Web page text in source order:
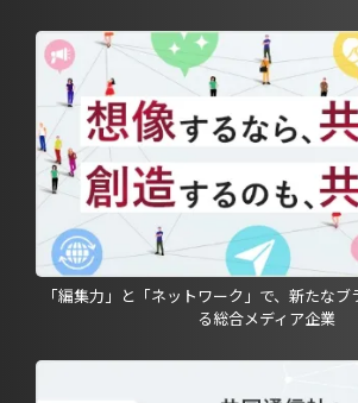
「編集力」と「ネットワーク」で、新たな
る総合メディア企業